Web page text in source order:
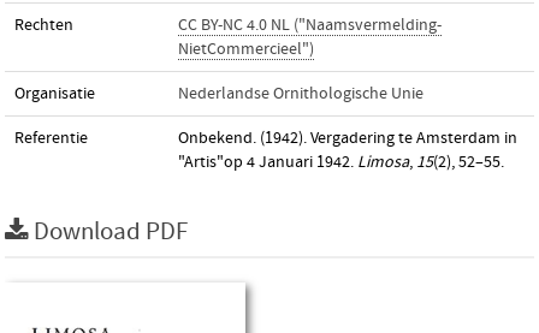
Rechten
CC BY-NC 4.0 NL ("Naamsvermelding-
NietCommercieel")
Organisatie Nederlandse Ornithologische Unie
Referentie
Onbekend. (1942). Vergadering te Amsterdam in
"Artis"op 4 Januari 1942. Limosa, 15(2), 52–55.
Download PDF